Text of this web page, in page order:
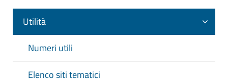
Utilità
Numeri utili
Elenco siti tematici